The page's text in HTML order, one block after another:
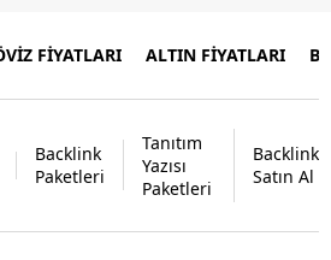
FİYATLARI ALTIN FİYATLARI
Backlink
Paketleri
Tanıtım
Yazısı
Paketleri
Backlink
Satın Al